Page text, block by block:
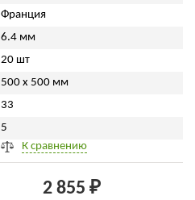
Франция
6.4 мм
20 шт
500 x 500 мм
33
5
К сравнению
2 855 ₽